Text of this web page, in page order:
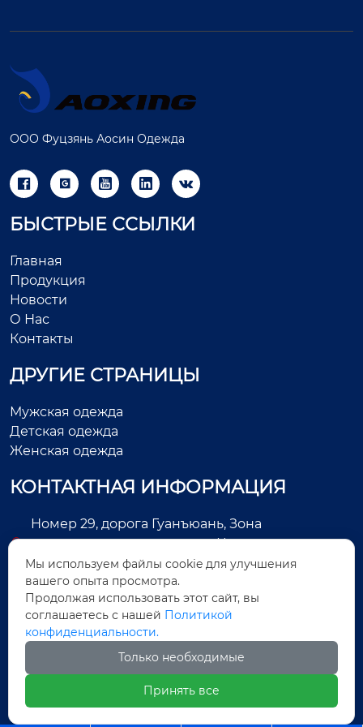
ООО Фуцзянь Аосин Одежда
    
БЫСТРЫЕ ССЫЛКИ
Главная
Продукция
Новости
О Нас
Контакты
ДРУГИЕ СТРАНИЦЫ
Мужская одежда
Детская одежда
Женская одежда
КОНТАКТНАЯ ИНФОРМАЦИЯ
Номер 29, дорога Гуанъюань, Зона
экономического развития, Цзиньцзян, город
Цюаньчжоу, провинция Фуцзянь, Китай
+86-13505025552
Legas@aoxing.com.cn
+8613505025552
Мы используем файлы cookie для улучшения
вашего опыта просмотра.
Продолжая использовать этот сайт, вы
соглашаетесь с нашей Политикой
конфиденциальности.
Только необходимые
Принять все